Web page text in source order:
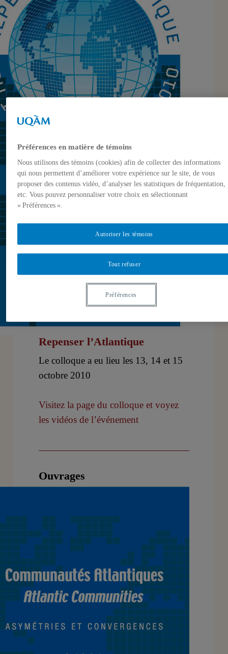
Repenser l’Atlantique
Le colloque a eu lieu les 13, 14 et 15
octobre 2010
Visitez la page du colloque et voyez
les vidéos de l’événement
Ouvrages
Préférences en matière de témoins
Nous utilisons des témoins (cookies) afin de collecter des informations
qui nous permettent d’améliorer votre expérience sur le site, de vous
proposer des contenus vidéo, d’analyser les statistiques de fréquentation,
etc. Vous pouvez personnaliser votre choix en sélectionnant
« Préférences ».
Tout refuser
Autoriser les témoins
Préférences